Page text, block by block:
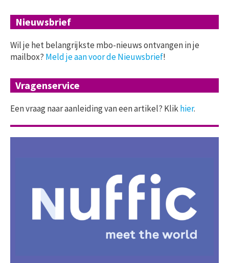
Nieuwsbrief
Wil je het belangrijkste mbo-nieuws ontvangen in je
mailbox? Meld je aan voor de Nieuwsbrief!
Vragenservice
Een vraag naar aanleiding van een artikel? Klikhier.